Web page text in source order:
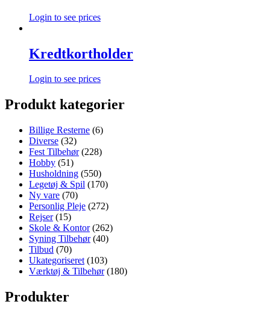
Login to see prices
Kredtkortholder
Login to see prices
Produkt kategorier
Billige Resterne (6)
Diverse (32)
Fest Tilbehør (228)
Hobby (51)
Husholdning (550)
Legetøj & Spil (170)
Ny vare (70)
Personlig Pleje (272)
Rejser (15)
Skole & Kontor (262)
Syning Tilbehør (40)
Tilbud (70)
Ukategoriseret (103)
Værktøj & Tilbehør (180)
Produkter